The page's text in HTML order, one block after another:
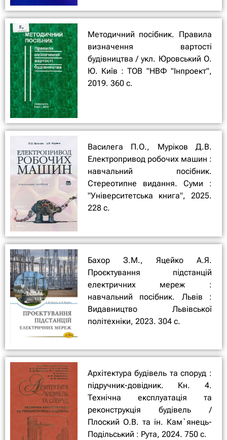
Методичний посібник. Правила
визначення вартості
будівництва / укл. Юровський О.
Ю. Київ : ТОВ "НВФ "Інпроект",
2019. 360 с.
Василега П.О., Муріков Д.В.
Електропривод робочих машин :
навчальний посібник.
Стереотипне видання. Суми :
"Університетська книга", 2025.
228 с.
Бахор З.М., Яцейко А.Я.
Проєктування підстанцій
електричних мереж :
навчальний посібник. Львів :
Видавництво Львівської
політехніки, 2023. 304 с.
Архітектура будівель та споруд :
підручник-довідник. Кн. 4.
Технічна експлуатація та
реконструкція будівель /
Плоский О.В. та ін. Кам`янець-
Подільський : Рута, 2024. 750 с.